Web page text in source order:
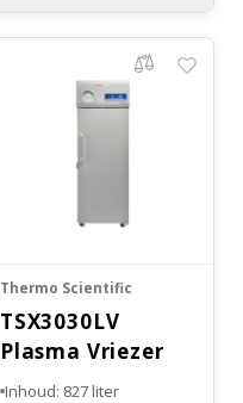
Onderstel: wielen
Thermo Scientific
TSX3030LV
Plasma Vriezer
Inhoud: 827 liter